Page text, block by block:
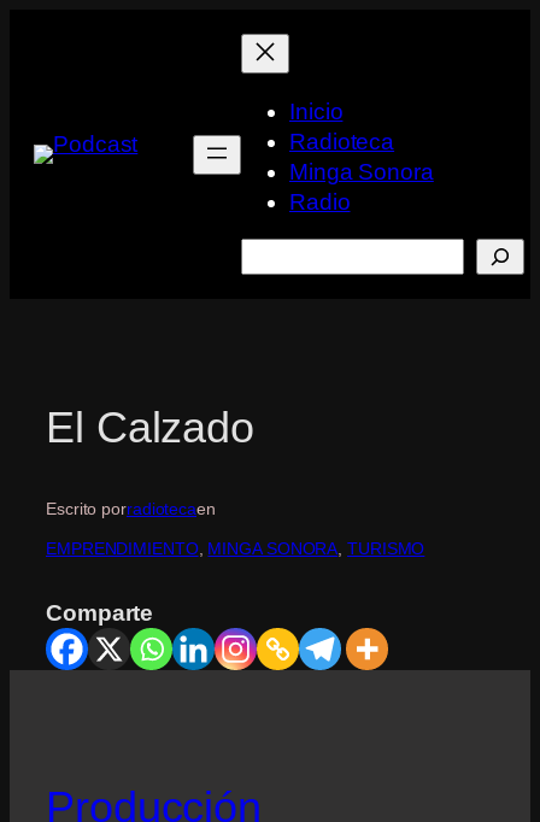
Inicio
Radioteca
Minga Sonora
Radio
El Calzado
Escrito porradiotecaen
EMPRENDIMIENTO, MINGA SONORA , TURISMO
Comparte
Producción